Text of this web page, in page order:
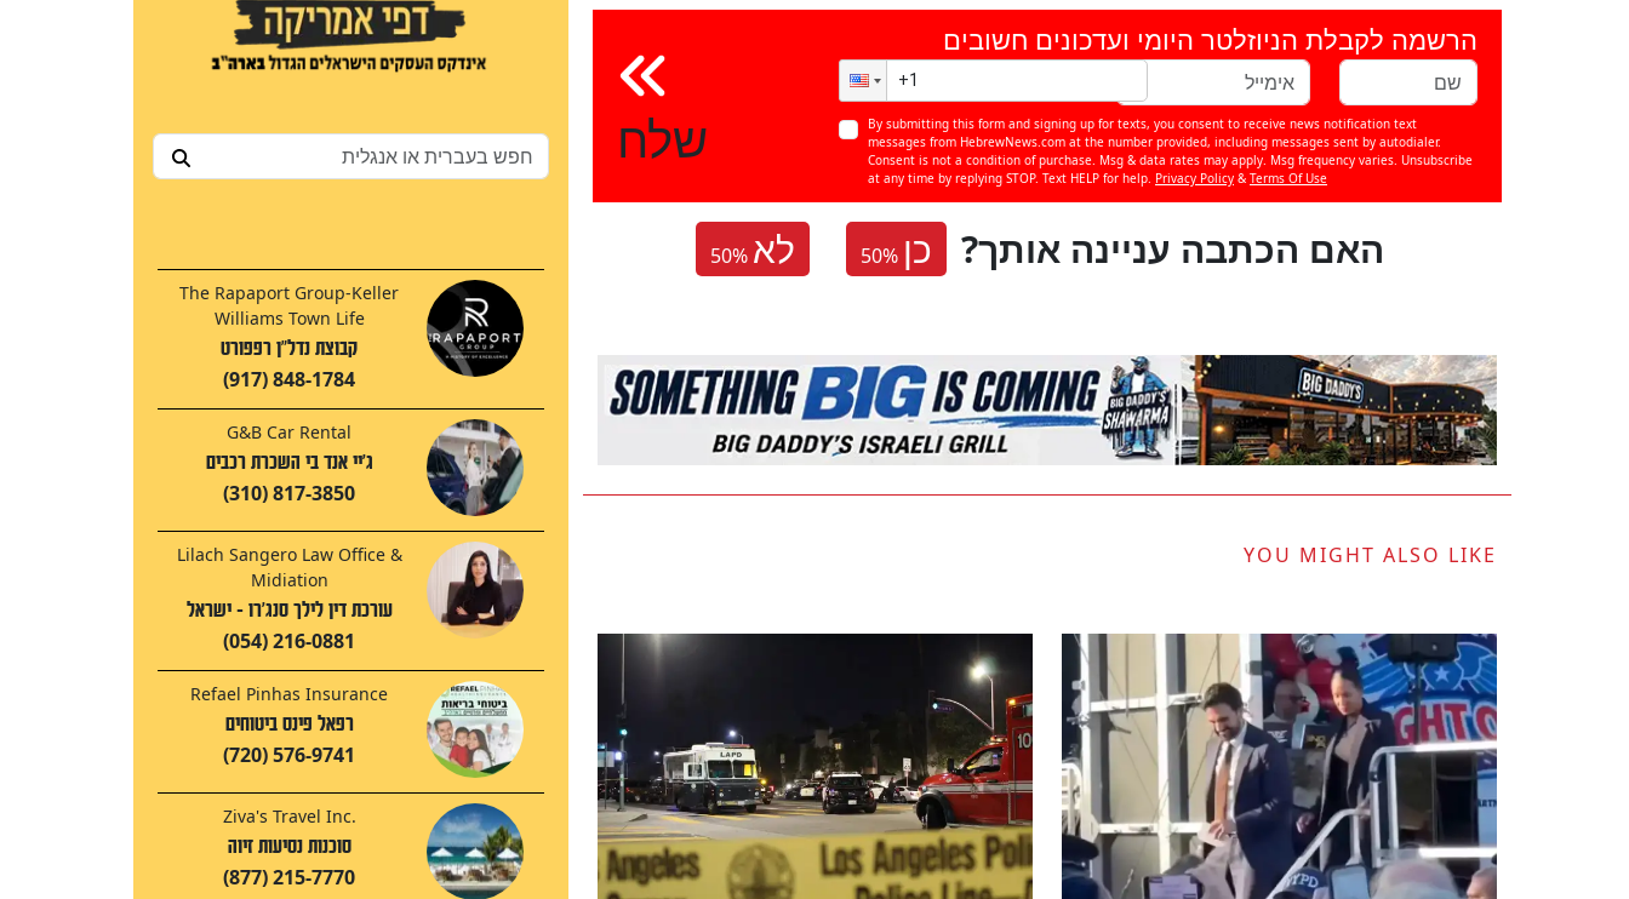
The Rapaport Group-Keller
Williams Town Life
קבוצת נדל"ן רפפורט
(917) 848-1784
G&B Car Rental
ג'יי אנד בי השכרת רכבים
(310) 817-3850
Lilach Sangero Law Office &
Midiation
עורכת דין לילך סנג'רו - ישראל
(054) 216-0881
Refael Pinhas Insurance
רפאל פינס ביטוחים
(720) 576-9741
Ziva's Travel Inc.
סוכנות נסיעות זיוה
(877) 215-7770
שלח
הרשמה לקבלת הניוזלטר היומי ועדכונים חשובים
By submitting this form and signing up for texts, you consent to receive news notification text
messages from HebrewNews.com at the number provided, including messages sent by autodialer.
Consent is not a condition of purchase. Msg & data rates may apply. Msg frequency varies. Unsubscribe
at any time by replying STOP. Text HELP for help. Privacy Policy & Terms Of Use
50% לא 50% כן ?האם הכתבה עניינה אותך
YOU MIGHT ALSO LIKE